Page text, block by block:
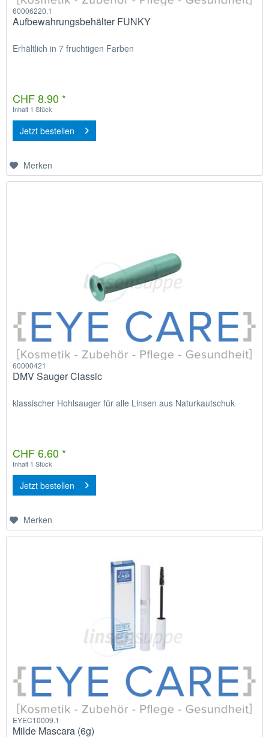
60006220.1
Aufbewahrungsbehälter FUNKY
Erhältlich in 7 fruchtigen Farben
CHF 8.90 *
Inhalt 1 Stück
Jetzt bestellen
Merken
60000421
DMV Sauger Classic
klassischer Hohlsauger für alle Linsen aus Naturkautschuk
CHF 6.60 *
Inhalt 1 Stück
Jetzt bestellen
Merken
EYEC10009.1
Milde Mascara (6g)